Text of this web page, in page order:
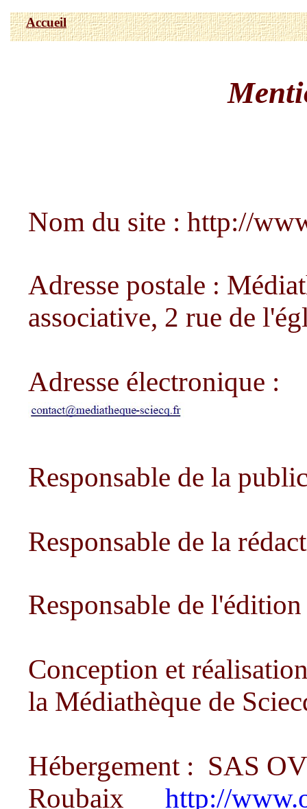
Accueil
Nom du site : http://
Adresse postale :
associative, 2 rue de
Adresse électronique :
Responsable de la
Responsable de la
Responsable de
Conception et
la Médiathèque de
Hébergement : SAS
Roubaix
http://